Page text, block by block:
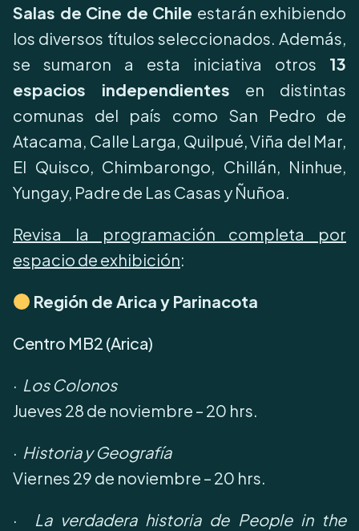
Salas de Cine de Chile estarán exhibiendo
los diversos títulos seleccionados. Además,
se sumaron a esta iniciativa otros 13
espacios independientes en distintas
comunas del país como San Pedro de
Atacama, Calle Larga, Quilpué, Viña del Mar,
El Quisco, Chimbarongo, Chillán, Ninhue,
Yungay, Padre de Las Casas y Ñuñoa.
Revisa la programación completa por
espacio de exhibición:
Región de Arica y Parinacota
Centro MB2 (Arica)
· Los Colonos
Jueves 28 de noviembre – 20 hrs.
· Historia y Geografía
Viernes 29 de noviembre – 20 hrs.
· La verdadera historia de People in the